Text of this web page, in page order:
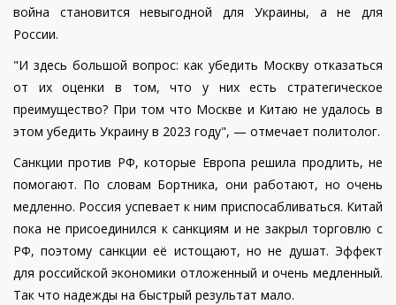
война становится невыгодной для Украины, а не для
России.
"И здесь большой вопрос: как убедить Москву отказаться
от их оценки в том, что у них есть стратегическое
преимущество? При том что Москве и Китаю не удалось в
этом убедить Украину в 2023 году", — отмечает политолог.
Санкции против РФ, которые Европа решила продлить, не
помогают. По словам Бортника, они работают, но очень
медленно. Россия успевает к ним приспосабливаться. Китай
пока не присоединился к санкциям и не закрыл торговлю с
РФ, поэтому санкции её истощают, но не душат. Эффект
для российской экономики отложенный и очень медленный.
Так что надежды на быстрый результат мало.